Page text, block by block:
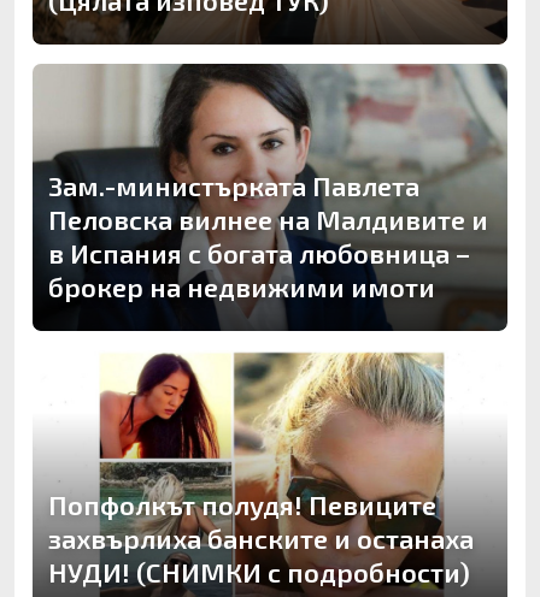
Зам.-министърката Павлета
Пеловска вилнее на Малдивите и
в Испания с богата любовница –
брокер на недвижими имоти
Попфолкът полудя! Певиците
захвърлиха банските и останаха
НУДИ! (СНИМКИ с подробности)